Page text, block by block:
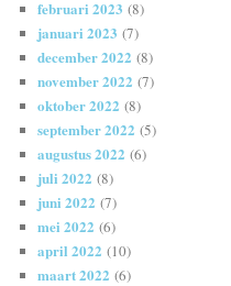
februari 2023 (8)
januari 2023 (7)
december 2022 (8)
november 2022 (7)
oktober 2022 (8)
september 2022 (5)
augustus 2022 (6)
juli 2022 (8)
juni 2022 (7)
mei 2022 (6)
april 2022 (10)
maart 2022 (6)